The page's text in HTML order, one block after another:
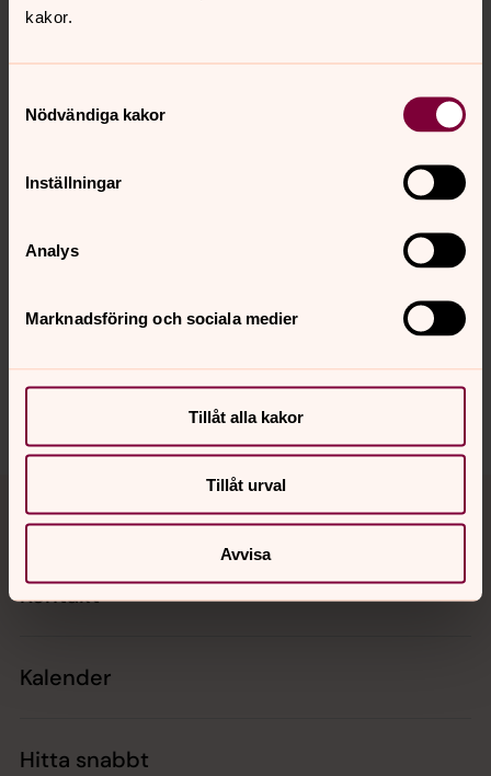
kakor.
Nödvändiga kakor
Inställningar
Analys
Marknadsföring och sociala medier
Tillåt alla kakor
Tillåt urval
Avvisa
Synpunkter eller frågor på sidans
jukkasjarvi.forsamling@svenskakyrkan.se
Kontakt
Kalender
Hitta snabbt